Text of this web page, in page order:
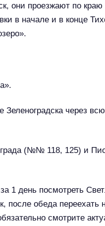
они проезжают по краю
в начале и в конце
через
(№№ 118, 125) и
1 день посмотреть
после обеда переехать
смотрите